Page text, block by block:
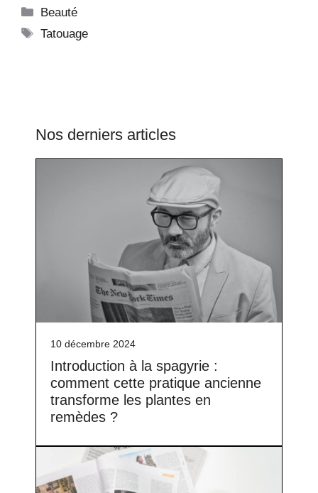
Catégories
Beauté
Étiquettes
Tatouage
Nos derniers articles
10 décembre 2024
Introduction à la spagyrie :
comment cette pratique ancienne
transforme les plantes en
remèdes ?